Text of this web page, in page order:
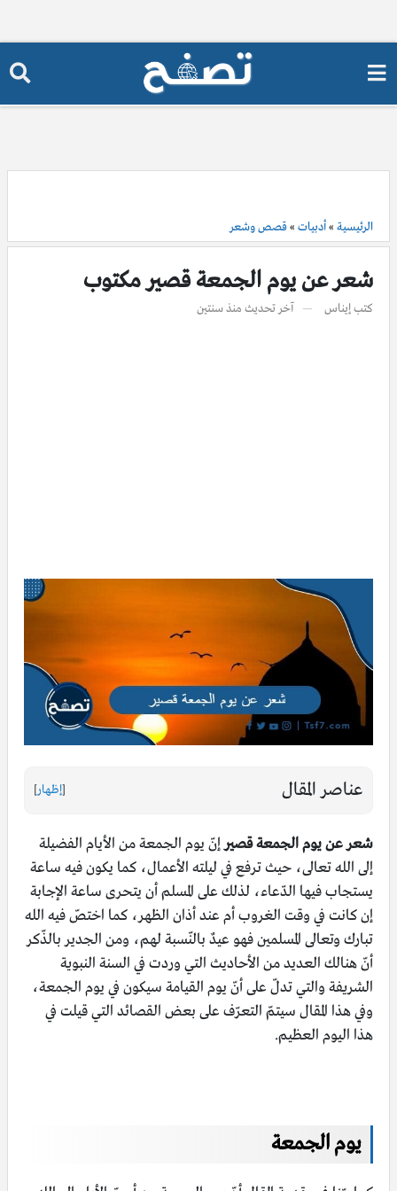
الرئيسية »أدبيات »قصص وشعر
شعر عن يوم الجمعة قصير مكتوب
كتبإيناس آخر تحديث منذ سنتين
عناصر المقال [إظهار]
شعر عن يوم الجمعة قصيرإنّ يوم الجمعة من الأيام الفضيلة
إلى الله تعالى، حيث ترفع في ليلته الأعمال، كما يكون فيه ساعة
يستجاب فيها الدّعاء، لذلك على المسلم أن يتحرى ساعة الإجابة
إن كانت في وقت الغروب أم عند أذان الظهر، كما اختصّ فيه الله
تبارك وتعالى المسلمين فهو عيدٌ بالنّسبة لهم، ومن الجدير بالذّكر
أنّ هنالك العديد من الأحاديث التي وردت في السنة النبوية
الشريفة والتي تدلّ على أنّ يوم القيامة سيكون في يوم الجمعة،
وفي هذا المقال سيتمّ التعرّف على بعض القصائد التي قيلت في
هذا اليوم العظيم.
يوم الجمعة